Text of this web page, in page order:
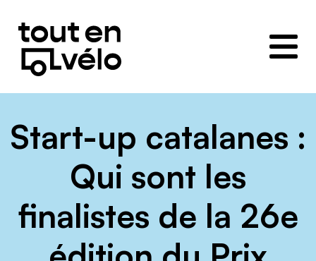
Toutenvélo
–
Coopératives
cyclologistique
Start-up catalanes :
Qui sont les
finalistes de la 26e